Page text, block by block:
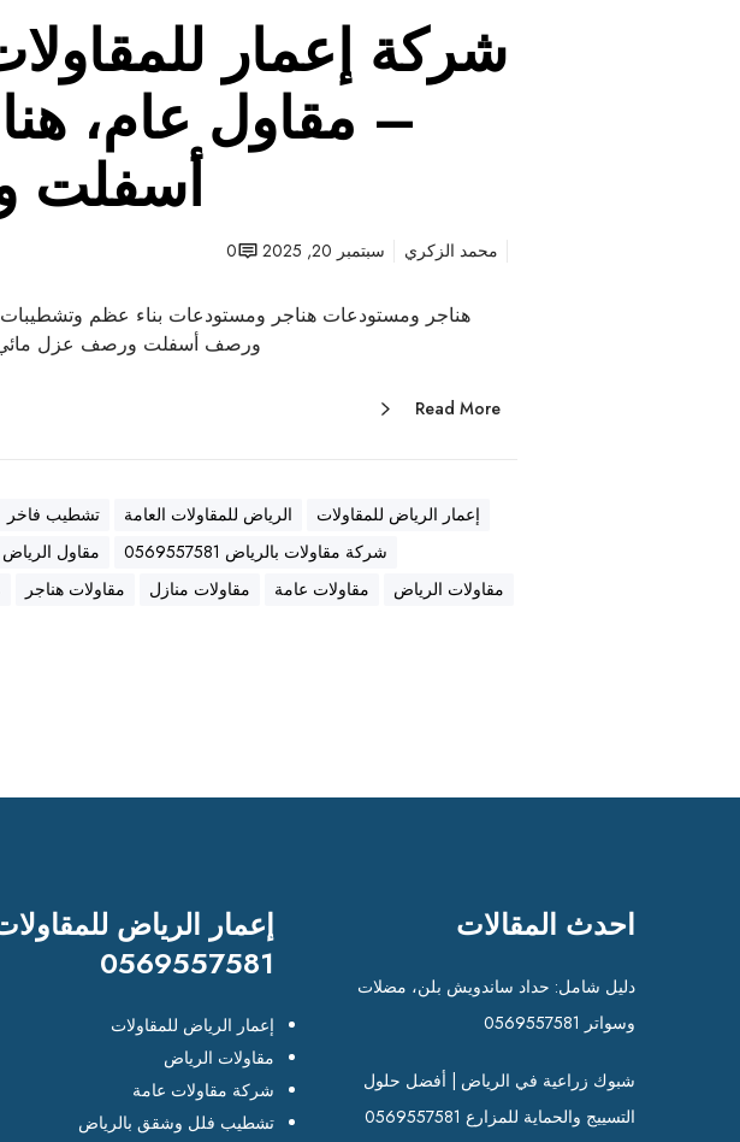
شركة إعمار
– مقاول عام،
أسفلت
محمد الزكري سبتمبر 20, 2025 0
هناجر ومستودعات هناجر ومستودعات بناء عظم
ورصف أسفلت ورصف عزل
Read More
إعمار الرياض للمقاولات الرياض للمقاولات العامة تشطيب فاخر
شركة مقاولات بالرياض 0569557581
مقاول الرياض
مقاولات الرياض
مقاولات عامة مقاولات منازل مقاولات هناجر
احدث المقالات
دليل شامل: حداد ساندويش بلن، مضلات
وسواتر 0569557581
شبوك زراعية في الرياض | أفضل حلول
التسييج والحماية للمزارع 0569557581
إعمار الرياض
0569557581
إعمار الرياض للمقاولات
مقاولات الرياض
شركة مقاولات عامة
تشطيب فلل وشقق بالرياض